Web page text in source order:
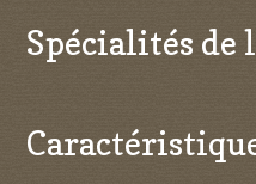
Spécialités de